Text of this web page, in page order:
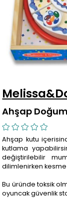
Ahşap
Ahşap kutu
kutlama
değiştirilebilir
dilimlenirken kesme
Bu üründe toksik
oyuncak güvenlik